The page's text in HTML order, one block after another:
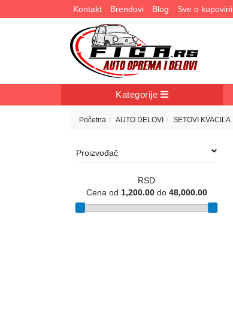
Kontakt Brendovi Blog Sve o kupovini
Kategorije
Početna AUTO DELOVI SETOVI KVACILA
Proizvođač
RSD
Cena od 1,200.00do 48,000.00